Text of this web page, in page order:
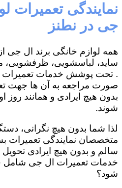
نمایندگی تعمیرات
جی در نطنز
همه لوازم خانگی برند ال جی
ساید، لباسشویی، ظرفشویی،
. تحت پوشش خدمات تعمیرات
صورت مراجعه به آن ها جهت
بدون هیچ ایرادی و همانند
شوند.
لذا شما بدون هیچ نگرانی،
متخصصان نمایندگی تعمیرات
سالم و بدون هیچ ایرادی تحویل
خدمات تعمیرات ال جی شامل
شود؟